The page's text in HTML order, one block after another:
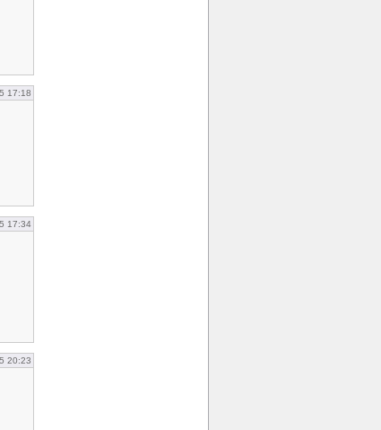
17:18
17:34
20:23